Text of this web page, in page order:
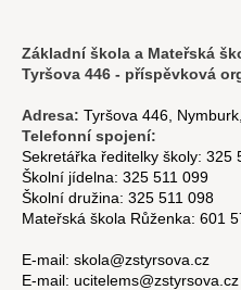
Základní škola a Mateřská
Tyršova 446 - příspěvková
Adresa: Tyršova 446,
Telefonní spojení:
Sekretářka ředitelky školy: 325
Školní jídelna: 325 511 099
Školní družina: 325 511 098
Mateřská škola Růženka: 601
E-mail: skola@zstyrsova.cz
E-mail: ucitelems@zstyrsova.cz